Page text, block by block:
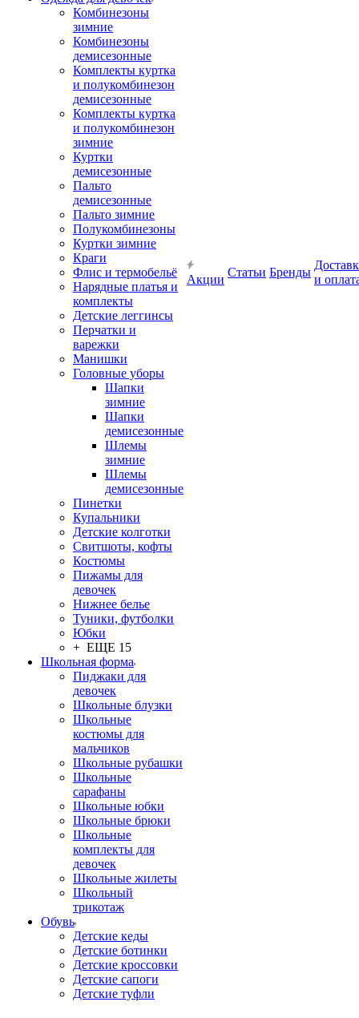
Комбинезоны
зимние
Комбинезоны
демисезонные
Комплекты куртка
и полукомбинезон
демисезонные
Комплекты куртка
и полукомбинезон
зимние
Куртки
демисезонные
Пальто
демисезонные
Пальто зимние
Полукомбинезоны
Куртки зимние
Краги
Флис и термобельё
Нарядные платья и
комплекты
Детские леггинсы
Перчатки и
варежки
Манишки
Головные уборы
Шапки
зимние
Шапки
демисезонные
Шлемы
зимние
Шлемы
демисезонные
Пинетки
Купальники
Детские колготки
Свитшоты, кофты
Костюмы
Пижамы для
девочек
Нижнее белье
Туники, футболки
Юбки
+ ЕЩЕ 15
Школьная форма
Пиджаки для
девочек
Школьные блузки
Школьные
костюмы для
мальчиков
Школьные рубашки
Школьные
сарафаны
Школьные юбки
Школьные брюки
Школьные
комплекты для
девочек
Школьные жилеты
Школьный
трикотаж
Обувь
Детские кеды
Детские ботинки
Детские кроссовки
Детские сапоги
Детские туфли
Акции
Статьи Бренды
и